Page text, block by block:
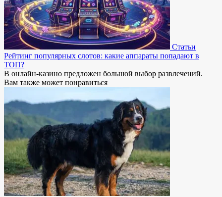
Статьи
Рейтинг популярных слотов: какие аппараты попадают в
ТОП?
В онлайн-казино предложен большой выбор развлечений.
Вам также может понравиться